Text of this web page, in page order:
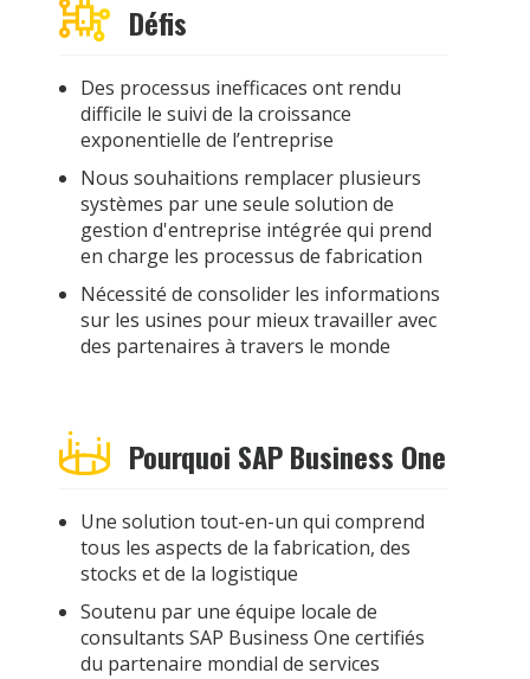
Défis
Des processus inefficaces ont rendu
difficile le suivi de la croissance
exponentielle de l’entreprise
Nous souhaitions remplacer plusieurs
systèmes par une seule solution de
gestion d'entreprise intégrée qui prend
en charge les processus de fabrication
Nécessité de consolider les informations
sur les usines pour mieux travailler avec
des partenaires à travers le monde
Pourquoi SAP Business One
Une solution tout-en-un qui comprend
tous les aspects de la fabrication, des
stocks et de la logistique
Soutenu par une équipe locale de
consultants SAP Business One certifiés
du partenaire mondial de services